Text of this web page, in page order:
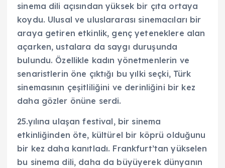
sinema dili açısından yüksek bir çıta ortaya
koydu. Ulusal ve uluslararası sinemacıları bir
araya getiren etkinlik, genç yeteneklere alan
açarken, ustalara da saygı duruşunda
bulundu. Özellikle kadın yönetmenlerin ve
senaristlerin öne çıktığı bu yılki seçki, Türk
sinemasının çeşitliliğini ve derinliğini bir kez
daha gözler önüne serdi.
25.yılına ulaşan festival, bir sinema
etkinliğinden öte, kültürel bir köprü olduğunu
bir kez daha kanıtladı. Frankfurt’tan yükselen
bu sinema dili, daha da büyüyerek dünyanın